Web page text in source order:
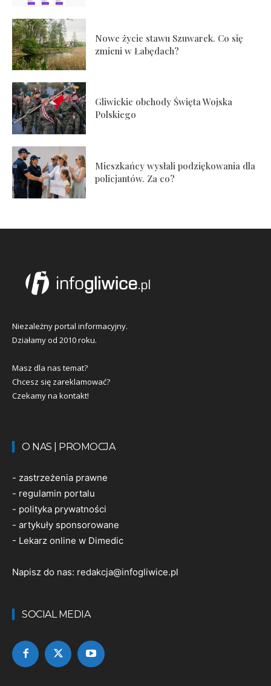
Nowe życie stawu Szuwarek. Co się
zmieni w Łabędach?
Gliwickie obchody Święta Wojska
Polskiego
Mieszkańcy wysłali podziękowania dla
policjantów. Za co?
Niezależny portal informacyjny.
Działamy od 2010 roku.
Masz dla nas temat?
Chcesz się zareklamować?
Czekamy na kontakt!
O NAS | PROMOCJA
- zastrzeżenia prawne
- regulamin portalu
- polityka prywatności
- artykuły sponsorowane
- Lekarz online w Dimedic
Napisz do nas: redakcja@infogliwice.pl
SOCIAL MEDIA